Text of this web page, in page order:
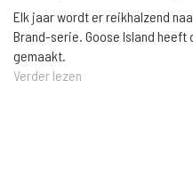
Elk jaar wordt er reikhalzend
Brand-serie. Goose Island
gemaakt.
Verder lezen